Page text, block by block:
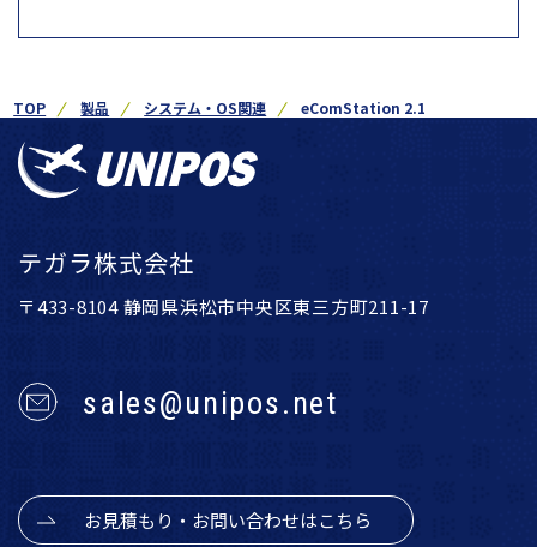
TOP 製品 システム・OS関連 eComStation 2.1
テガラ株式会社
〒433-8104 静岡県浜松市中央区東三方町211-17
sales@unipos.net
お見積もり・お問い合わせはこちら